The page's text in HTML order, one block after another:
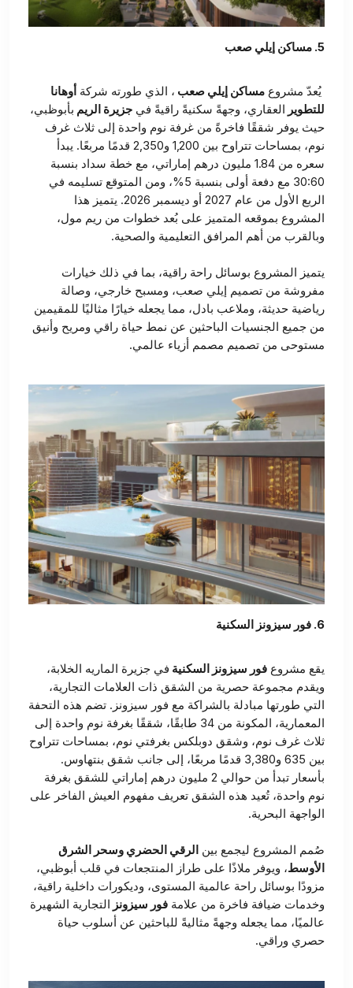
5. مساكن إيلي صعب
يُعدّ مشروع مساكن إيلي صعب ، الذي طورته شركة أوهانا
للتطوير العقاري، وجهةً سكنيةً راقيةً في جزيرة الريم بأبوظبي،
حيث يوفر شققًا فاخرةً من غرفة نوم واحدة إلى ثلاث غرف
نوم، بمساحات تتراوح بين 1,200 و2,350 قدمًا مربعًا. يبدأ
سعره من 1.84 مليون درهم إماراتي، مع خطة سداد بنسبة
30:60 مع دفعة أولى بنسبة 5%، ومن المتوقع تسليمه في
الربع الأول من عام 2027 أو ديسمبر 2026. يتميز هذا
المشروع بموقعه المتميز على بُعد خطوات من ريم مول،
وبالقرب من أهم المرافق التعليمية والصحية.
يتميز المشروع بوسائل راحة راقية، بما في ذلك خيارات
مفروشة من تصميم إيلي صعب، ومسبح خارجي، وصالة
رياضية حديثة، وملاعب بادل، مما يجعله خيارًا مثاليًا للمقيمين
من جميع الجنسيات الباحثين عن نمط حياة راقي ومريح وأنيق
مستوحى من تصميم مصمم أزياء عالمي.
6. فور سيزونز السكنية
يقع مشروع فور سيزونز السكنية في جزيرة الماريه الخلابة،
ويقدم مجموعة حصرية من الشقق ذات العلامات التجارية،
التي طورتها مبادلة بالشراكة مع فور سيزونز. تضم هذه التحفة
المعمارية، المكونة من 34 طابقًا، شققًا بغرفة نوم واحدة إلى
ثلاث غرف نوم، وشقق دوبلكس بغرفتي نوم، بمساحات تتراوح
بين 635 و3,380 قدمًا مربعًا، إلى جانب شقق بنتهاوس.
بأسعار تبدأ من حوالي 2 مليون درهم إماراتي للشقق بغرفة
نوم واحدة، تُعيد هذه الشقق تعريف مفهوم العيش الفاخر على
الواجهة البحرية.
صُمم المشروع ليجمع بين الرقي الحضري وسحر الشرق
الأوسط، ويوفر ملاذًا على طراز المنتجعات في قلب أبوظبي،
مزودًا بوسائل راحة عالمية المستوى، وديكورات داخلية راقية،
وخدمات ضيافة فاخرة من علامة فور سيزونز
التجارية الشهيرة
عالميًا، مما يجعله وجهةً مثاليةً للباحثين عن أسلوب حياة
حصري وراقي.